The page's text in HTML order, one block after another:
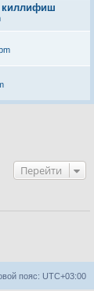
киллифиш
Перейти
пояс: UTC+03:00